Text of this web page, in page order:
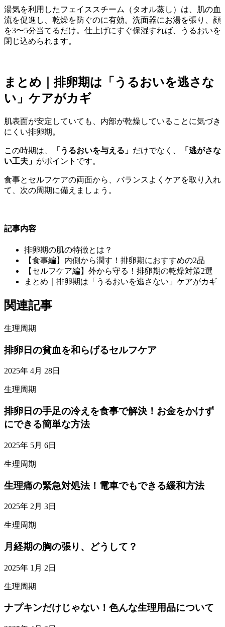
湯気を利用したフェイススチーム（タオル蒸し）は、肌の血
流を促進し、乾燥を防ぐのに有効。洗面器にお湯を張り、顔
を3〜5分当てるだけ。仕上げにすぐ保湿すれば、うるおいを
閉じ込められます。
まとめ｜排卵期は「うるおいを逃さな
い」ケアがカギ
肌表面が安定していても、内部が乾燥していることに気づき
にくい排卵期。
この時期は、 「うるおいを与える」 だけでなく、
「逃がさな
い工夫」 がポイントです。
食事とセルフケアの両面から、バランスよくケアを取り入れ
て、次の周期に備えましょう。
記事内容
排卵期の肌の特徴とは？
【食事編】内側から潤す！排卵期におすすめの2品
【セルフケア編】外から守る！排卵期の乾燥対策2選
まとめ｜排卵期は「うるおいを逃さない」ケアがカギ
関連記事
生理周期
排卵日の貧血を和らげるセルフケア
2025年 4月 28日
生理周期
排卵日の手足の冷えを食事で解決！お金をかけず
にできる簡単な方法
2025年 5月 6日
生理周期
生理痛の緊急対処法！電車でもできる緩和方法
2025年 2月 3日
生理周期
月経期の胸の張り、どうして？
2025年 1月 2日
生理周期
ナプキンだけじゃない！色んな生理用品について